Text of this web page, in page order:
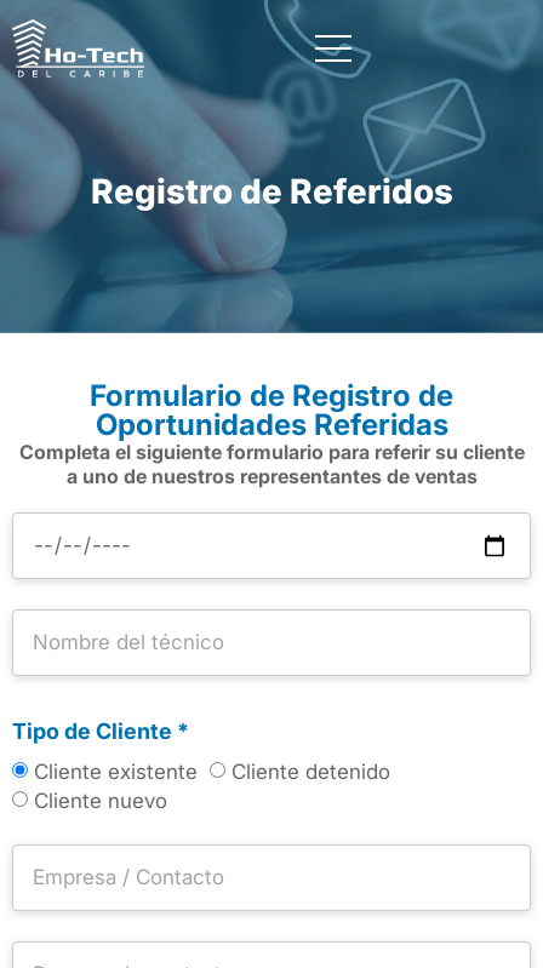
Registro de Referidos
Formulario de Registro de
Oportunidades Referidas
Completa el siguiente formulario para referir su cliente
a uno de nuestros representantes de ventas
Tipo de Cliente *
Cliente existente
Cliente detenido
Cliente nuevo